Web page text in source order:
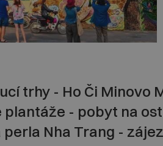
trhy - Ho Či Minovo
- pobyt na
Nha Trang -